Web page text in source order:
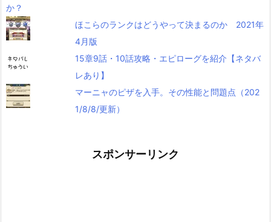
ほこらのランクはどうやって決まるのか 2021年
4月版
15章9話・10話攻略・エピローグを紹介【ネタバ
レあり】
マーニャのピザを入手。その性能と問題点（202
1/8/8/更新）
スポンサーリンク